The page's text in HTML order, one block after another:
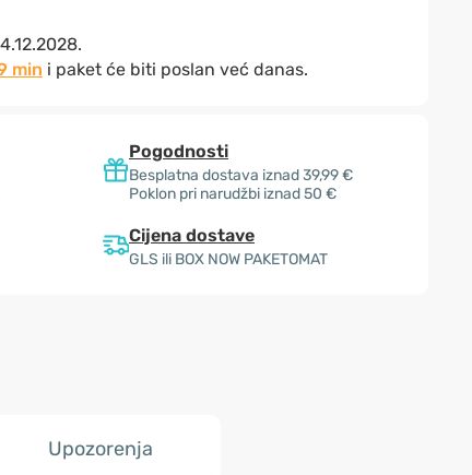
min i paket će biti poslan već danas.
Pogodnosti
Besplatna dostava iznad 39,99 €
Poklon pri narudžbi iznad 50 €
Cijena dostave
GLS ili BOX NOW PAKETOMAT
Upozorenja